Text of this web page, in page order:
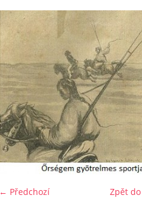
← Předchozí
Zpět